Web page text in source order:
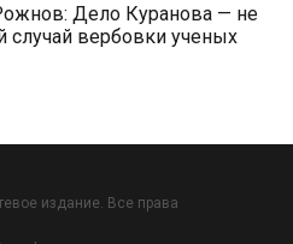
Дело Куранова — не
случай вербовки ученых
издание. Все права